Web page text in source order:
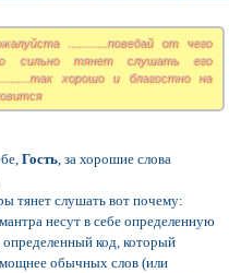
............поведай от чего
сильно тянет слушать его
хорошо и благостно на
Гость, за хорошие слова
тянет слушать вот почему:
несут в себе определенную
код, который
мощнее обычных слов (или